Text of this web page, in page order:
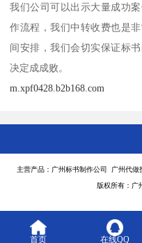
我们公司可以出示大量成功
作流程，我们中转收费也是
间安排，我们会切实保证标
决定成成败。
m.xpf0428.b2b168.com
主营产品：广州标书制作公司 广州代
版权所有：广
首页 在线QQ